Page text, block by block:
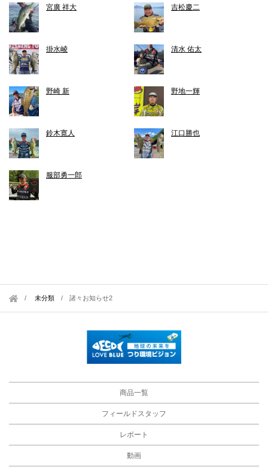
宮廣 祥大 吉松慶二
掛水崚 清水 佑太
野崎 新 野地一輝
鈴木寛人 江口勝也
服部勇一郎
未分類 /諸々お知らせ2
商品一覧
フィールドスタッフ
レポート
動画